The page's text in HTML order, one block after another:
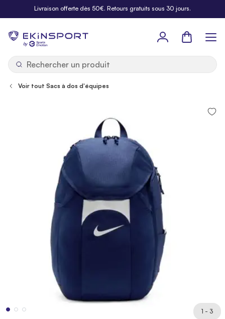
Allez au contenuLivraison offerte dès 50€. Retours gratuits sous 30 jours.
by
Panier
Voir tout Sacs à dos d'équipes
1 - 3